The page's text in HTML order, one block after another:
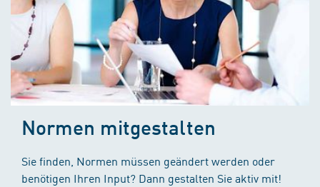
Normen mitgestalten
Sie finden, Normen müssen geändert werden oder
benötigen Ihren Input? Dann gestalten Sie aktiv mit!